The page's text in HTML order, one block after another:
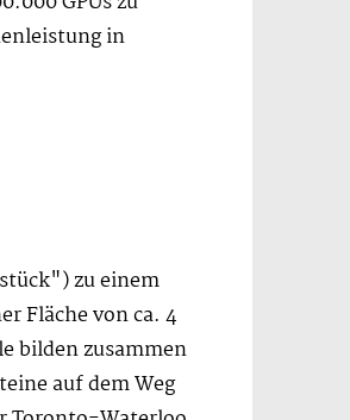
in
zu einem
Fläche von ca. 4
bilden zusammen
auf dem Weg